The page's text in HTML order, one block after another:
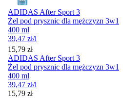
ADIDAS After Sport 3
Żel pod prysznic dla mężczyzn 3w1
400 ml
39,47 zł/l
Cena
15,79 zł
ADIDAS After Sport 3
Żel pod prysznic dla mężczyzn 3w1
400 ml
39,47 zł/l
Cena
15,79 zł